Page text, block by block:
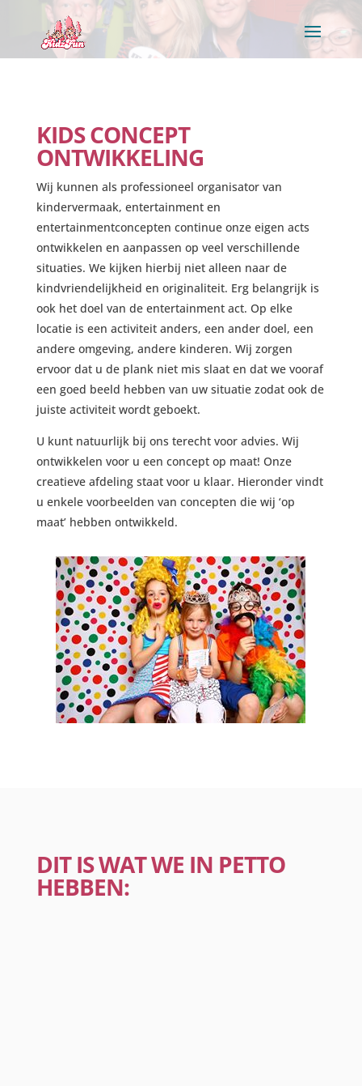
KIDS CONCEPT
ONTWIKKELING
Wij kunnen als professioneel organisator van
kindervermaak, entertainment en
entertainmentconcepten continue onze eigen acts
ontwikkelen en aanpassen op veel verschillende
situaties. We kijken hierbij niet alleen naar de
kindvriendelijkheid en originaliteit. Erg belangrijk is
ook het doel van de entertainment act. Op elke
locatie is een activiteit anders, een ander doel, een
andere omgeving, andere kinderen. Wij zorgen
ervoor dat u de plank niet mis slaat en dat we vooraf
een goed beeld hebben van uw situatie zodat ook de
juiste activiteit wordt geboekt.
U kunt natuurlijk bij ons terecht voor advies. Wij
ontwikkelen voor u een concept op maat! Onze
creatieve afdeling staat voor u klaar. Hieronder vindt
u enkele voorbeelden van concepten die wij ‘op
maat’ hebben ontwikkeld.
DIT IS WAT WE IN PETTO
HEBBEN: